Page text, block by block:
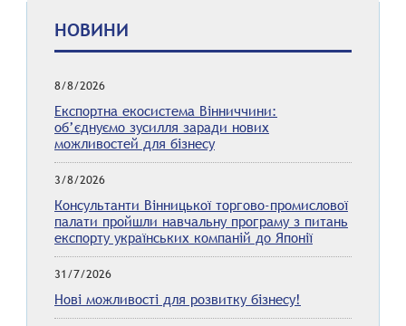
НОВИНИ
8/8/2026
Експортна екосистема Вінниччини:
об’єднуємо зусилля заради нових
можливостей для бізнесу
3/8/2026
Консультанти Вінницької торгово-промислової
палати пройшли навчальну програму з питань
експорту українських компаній до Японії
31/7/2026
Нові можливості для розвитку бізнесу!